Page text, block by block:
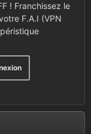
! Franchissez le
F.A.I (VPN